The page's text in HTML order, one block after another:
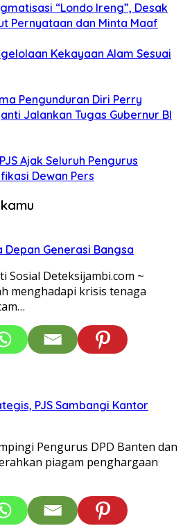
“Londo Ireng”, Desak
Pernyataan dan Minta Maaf
Kekayaan Alam Sesuai
Pengunduran Diri Perry
Jalankan Tugas Gubernur BI
Ajak Seluruh Pengurus
Dewan Pers
Depan Generasi Bangsa
Sosial Deteksijambi.com ~
menghadapi krisis tenaga
PJS Sambangi Kantor
Pengurus DPD Banten dan
piagam penghargaan